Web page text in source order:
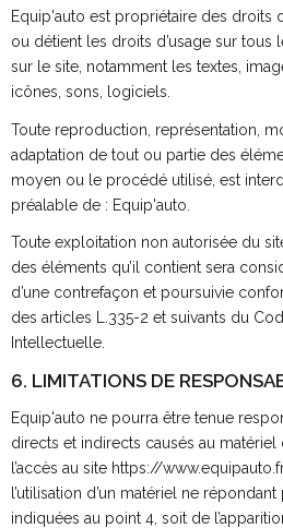
Equip'auto est propriétaire des droits
ou détient les droits d’usage sur tous
sur le site, notamment les textes,
icônes, sons, logiciels.
Toute reproduction, représentation,
adaptation de tout ou partie des
moyen ou le procédé utilisé, est
préalable de : Equip'auto.
Toute exploitation non autorisée du
des éléments qu’il contient sera
d’une contrefaçon et poursuivie
des articles L.335-2 et suivants du
Intellectuelle.
6. LIMITATIONS DE
Equip'auto ne pourra être tenue
directs et indirects causés au matériel
l’accès au site https://
l’utilisation d’un matériel ne
indiquées au point 4, soit de